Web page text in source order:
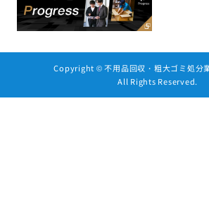
Copyright ©不用品回収・粗大ゴミ処分
All Rights Reserved.